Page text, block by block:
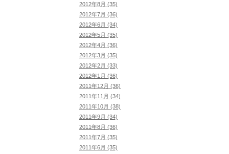
2012年8月 (35)
2012年7月 (36)
2012年6月 (34)
2012年5月 (35)
2012年4月 (36)
2012年3月 (35)
2012年2月 (33)
2012年1月 (36)
2011年12月 (36)
2011年11月 (34)
2011年10月 (38)
2011年9月 (34)
2011年8月 (36)
2011年7月 (35)
2011年6月 (35)